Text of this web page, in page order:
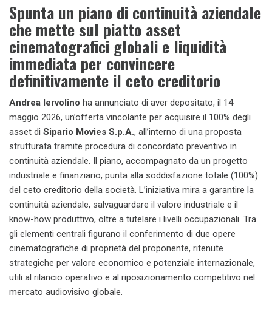
Spunta un piano di continuità aziendale
che mette sul piatto asset
cinematografici globali e liquidità
immediata per convincere
definitivamente il ceto creditorio
Andrea Iervolino ha annunciato di aver depositato, il 14
maggio 2026, un’offerta vincolante per acquisire il 100% degli
asset di Sipario Movies S.p.A., all’interno di una proposta
strutturata tramite procedura di concordato preventivo in
continuità aziendale. Il piano, accompagnato da un progetto
industriale e finanziario, punta alla soddisfazione totale (100%)
del ceto creditorio della società. L’iniziativa mira a garantire la
continuità aziendale, salvaguardare il valore industriale e il
know-how produttivo, oltre a tutelare i livelli occupazionali. Tra
gli elementi centrali figurano il conferimento di due opere
cinematografiche di proprietà del proponente, ritenute
strategiche per valore economico e potenziale internazionale,
utili al rilancio operativo e al riposizionamento competitivo nel
mercato audiovisivo globale.